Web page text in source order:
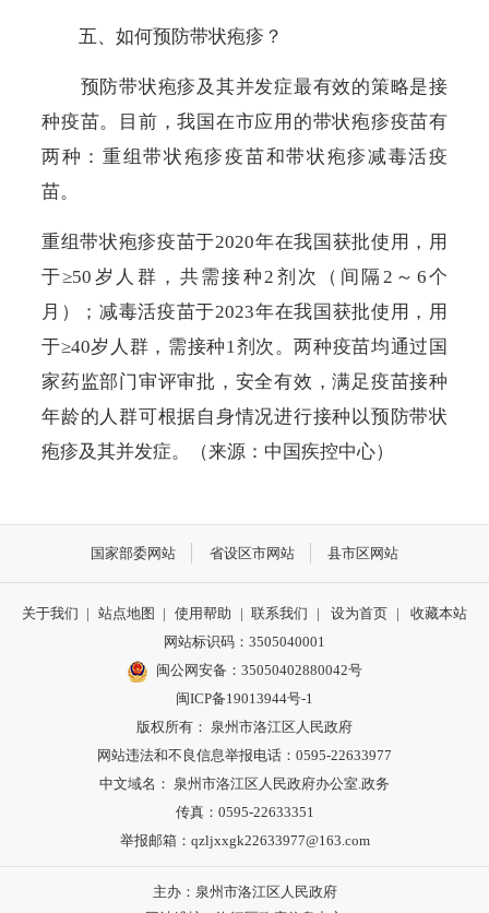
五、如何预防带状疱疹？
预防带状疱疹及其并发症最有效的策略是接
种疫苗。目前，我国在市应用的带状疱疹疫苗有
两种：重组带状疱疹疫苗和带状疱疹减毒活疫
苗。
重组带状疱疹疫苗于2020年在我国获批使用，用
于≥50 岁人群，共需接种2 剂次（间隔 2 ～ 6个
月）；减毒活疫苗于2023年在我国获批使用，用
于≥40岁人群，需接种1剂次。两种疫苗均通过国
家药监部门审评审批，安全有效，满足疫苗接种
年龄的人群可根据自身情况进行接种以预防带状
疱疹及其并发症。
（来源：中国疾控中心）
国家部委网站 省设区市网站 县市区网站
关于我们 | 站点地图 | 使用帮助 | 联系我们 | 设为首页 |
收藏本站
网站标识码：3505040001
闽公网安备：35050402880042号
闽ICP备19013944号-1
版权所有： 泉州市洛江区人民政府
网站违法和不良信息举报电话：0595-22633977
中文域名： 泉州市洛江区人民政府办公室.政务
传真：0595-22633351
举报邮箱：qzljxxgk22633977@163.com
主办：泉州市洛江区人民政府